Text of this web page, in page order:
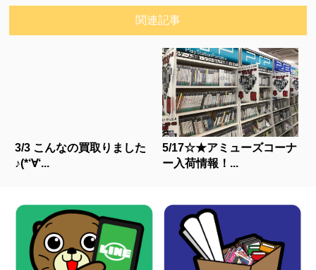
関連記事
3/3 こんなの買取りました
♪(*‘∀‘...
5/17☆★アミューズコーナ
ー入荷情報！...